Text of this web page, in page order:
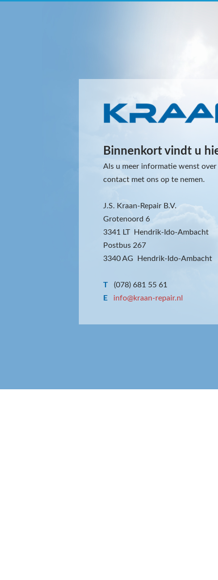
Binnenkort vindt u
Als u meer informatie wenst
contact met ons op te nemen.
J.S. Kraan-Repair B.V.
Grotenoord 6
3341 LT Hendrik-Ido-Ambacht
Postbus 267
3340 AG Hendrik-Ido-Ambacht
T
(078) 681 55 61
E
info@kraan-repair.nl